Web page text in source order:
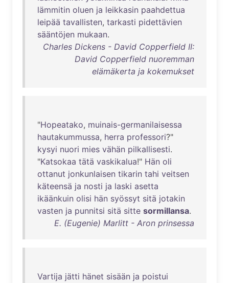
lämmitin oluen ja leikkasin paahdettua
leipää tavallisten, tarkasti pidettävien
sääntöjen mukaan.
Charles Dickens - David Copperfield II:
David Copperfield nuoremman
elämäkerta ja kokemukset
"Hopeatako, muinais-germanilaisessa
hautakummussa, herra professori?"
kysyi nuori mies vähän pilkallisesti.
"Katsokaa tätä vaskikalua!" Hän oli
ottanut jonkunlaisen tikarin tahi veitsen
käteensä ja nosti ja laski asetta
ikäänkuin olisi hän syössyt sitä jotakin
vasten ja punnitsi sitä sitte sormillansa.
E. (Eugenie) Marlitt - Aron prinsessa
Vartija jätti hänet sisään ja poistui